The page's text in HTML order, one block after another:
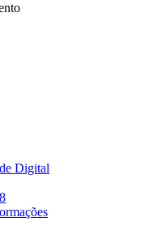
Digital